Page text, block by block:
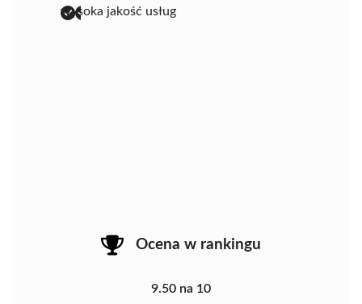
wysoka jakość usług
Ocena w rankingu
9.50 na 10